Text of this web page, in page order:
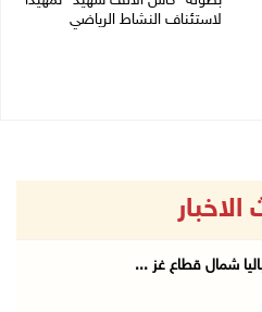
لاستئناف النشاط الرياضي
شمال قطاع غز ...